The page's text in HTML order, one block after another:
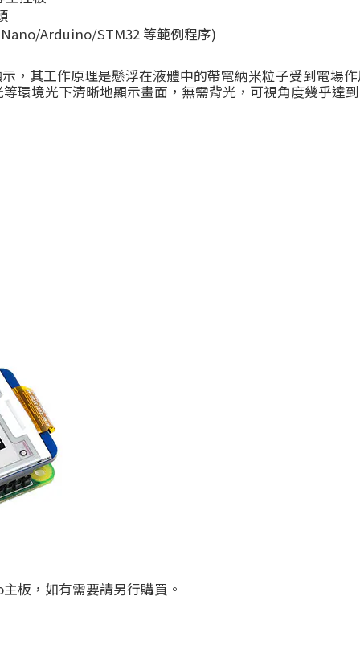
Arduino/STM32 等範例程序)
其工作原理是懸浮在液體中的帶電納米粒子受到電場
環境光下清晰地顯示畫面，無需背光，可視角度幾乎達
板，如有需要請另行購買。